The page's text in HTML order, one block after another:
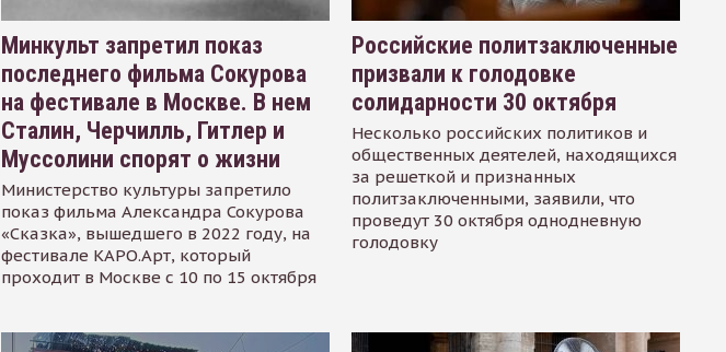
Минкульт запретил показ
последнего фильма Сокурова
на фестивале в Москве. В нем
Сталин, Черчилль, Гитлер и
Муссолини спорят о жизни
Министерство культуры запретило
показ фильма Александра Сокурова
«Сказка», вышедшего в 2022 году, на
фестивале КАРО.Арт, который
проходит в Москве с 10 по 15 октября
Российские политзаключенные
призвали к голодовке
солидарности 30 октября
Несколько российских политиков и
общественных деятелей, находящихся
за решеткой и признанных
политзаключенными, заявили, что
проведут 30 октября однодневную
голодовку